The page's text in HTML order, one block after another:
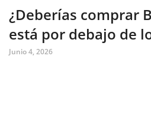
¿Deberías comprar
está por debajo de
Junio 4, 2026